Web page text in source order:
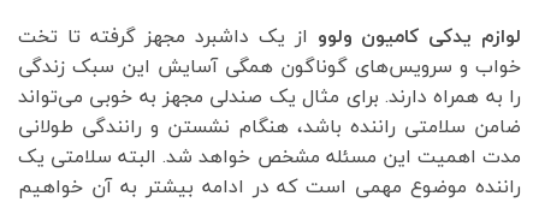
لوازم یدکی کامیون ولوو از یک داشبرد مجهز گرفته تا تخت
خواب و سرویس‌های گوناگون همگی آسایش این سبک زندگی
را به همراه دارند. برای مثال یک صندلی مجهز به خوبی می‌تواند
ضامن سلامتی راننده باشد، هنگام نشستن و رانندگی طولانی
مدت اهمیت این مسئله مشخص خواهد شد. البته سلامتی یک
راننده موضوع مهمی است که در ادامه بیشتر به آن خواهیم